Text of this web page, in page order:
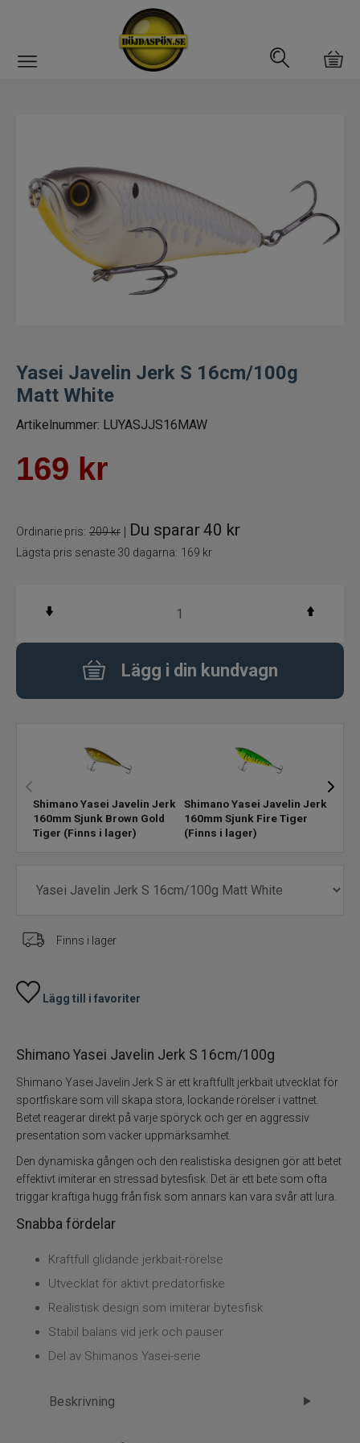
Interfiske
Rullar
Betespaket
Handgjorda beten
Jiggar och Gummibeten
Wobbler
Gäddspinnare
Skeddrag
Havsfiske
PowerBait/Gulp
Småplock
Flugbindning
Flugfiske
Vinterfiske
Specimenfiske
Varumärken
Yasei Javelin Jerk S 16cm/100g
Matt White
Artikelnummer: LUYASJJS16MAW
169 kr
Ordinarie pris: 209 kr | Du sparar40 kr
Lägsta pris senaste 30 dagarna: 169 kr
Lägg i din kundvagn
Shimano Yasei Javelin Jerk
160mm Sjunk Brown Gold
Tiger (Finns i lager)
Shimano Yasei Javelin Jerk
160mm Sjunk Fire Tiger
(Finns i lager)
Finns i lager
Lägg till i favoriter
Shimano Yasei Javelin Jerk S 16cm/100g
Shimano Yasei Javelin Jerk S är ett kraftfullt jerkbait utvecklat för
sportfiskare som vill skapa stora, lockande rörelser i vattnet.
Betet reagerar direkt på varje spöryck och ger en aggressiv
presentation som väcker uppmärksamhet.
Den dynamiska gången och den realistiska designen gör att betet
effektivt imiterar en stressad bytesfisk. Det är ett bete som ofta
triggar kraftiga hugg från fisk som annars kan vara svår att lura.
Snabba fördelar
Kraftfull glidande jerkbait-rörelse
Utvecklat för aktivt predatorfiske
Realistisk design som imiterar bytesfisk
Stabil balans vid jerk och pauser
Del av Shimanos Yasei-serie
Beskrivning